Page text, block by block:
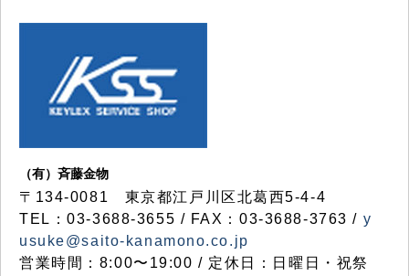
（有）斉藤金物
〒134-0081 東京都江戸川区北葛西5-4-4
TEL：03-3688-3655 / FAX：03-3688-3763 / y
usuke@saito-kanamono.co.jp
営業時間：8:00〜19:00 / 定休日：日曜日・祝祭